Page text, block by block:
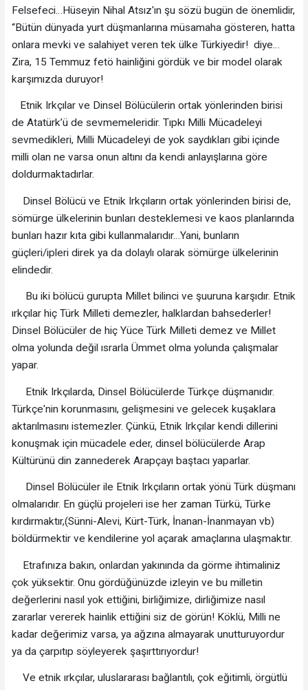
Felsefeci…Hüseyin Nihal Atsız'ın şu sözü bugün de önemlidir,
“Bütün dünyada yurt düşmanlarına müsamaha gösteren, hatta
onlara mevki ve salahiyet veren tek ülke Türkiyedir! diye…
Zira, 15 Temmuz fetö hainliğini gördük ve bir model olarak
karşımızda duruyor!
Etnik Irkçılar ve Dinsel Bölücülerin ortak yönlerinden birisi
de Atatürk’ü de sevmemeleridir. Tıpkı Milli Mücadeleyi
sevmedikleri, Milli Mücadeleyi de yok saydıkları gibi içinde
milli olan ne varsa onun altını da kendi anlayışlarına göre
doldurmaktadırlar.
Dinsel Bölücü ve Etnik Irkçıların ortak yönlerinden birisi de,
sömürge ülkelerinin bunları desteklemesi ve kaos planlarında
bunları hazır kıta gibi kullanmalarıdır…Yani, bunların
güçleri/ipleri direk ya da dolaylı olarak sömürge ülkelerinin
elindedir.
Bu iki bölücü gurupta Millet bilinci ve şuuruna karşıdır. Etnik
ırkçılar hiç Türk Milleti demezler, halklardan bahsederler!
Dinsel Bölücüler de hiç Yüce Türk Milleti demez ve Millet
olma yolunda değil ısrarla Ümmet olma yolunda çalışmalar
yapar.
Etnik Irkçılarda, Dinsel Bölücülerde Türkçe düşmanıdır.
Türkçe'nin korunmasını, gelişmesini ve gelecek kuşaklara
aktarılmasını istemezler. Çünkü, Etnik Irkçılar kendi dillerini
konuşmak için mücadele eder, dinsel bölücülerde Arap
Kültürünü din zannederek Arapçayı baştacı yaparlar.
Dinsel Bölücüler ile Etnik Irkçıların ortak yönü Türk düşmanı
olmalarıdır. En güçlü projeleri ise her zaman Türkü, Türke
kırdırmaktır,(Sünni-Alevi, Kürt-Türk, İnanan-İnanmayan vb)
böldürmektir ve kendilerine yol açarak amaçlarına ulaşmaktır.
Etrafınıza bakın, onlardan yakınında da görme ihtimaliniz
çok yüksektir. Onu gördüğünüzde izleyin ve bu milletin
değerlerini nasıl yok ettiğini, birliğimize, dirliğimize nasıl
zararlar vererek hainlik ettiğini siz de görün! Köklü, Milli ne
kadar değerimiz varsa, ya ağzına almayarak unutturuyordur
ya da çarpıtıp söyleyerek şaşırttırıyordur!
Ve etnik ırkçılar, uluslararası bağlantılı, çok eğitimli, örgütlü